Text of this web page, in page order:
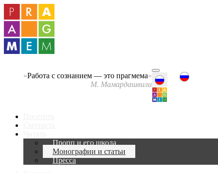
«Работа с сознанием — это прагмема»
М. Мамардашвили
Пропп и его школа
Монографии и статьи
Пресса